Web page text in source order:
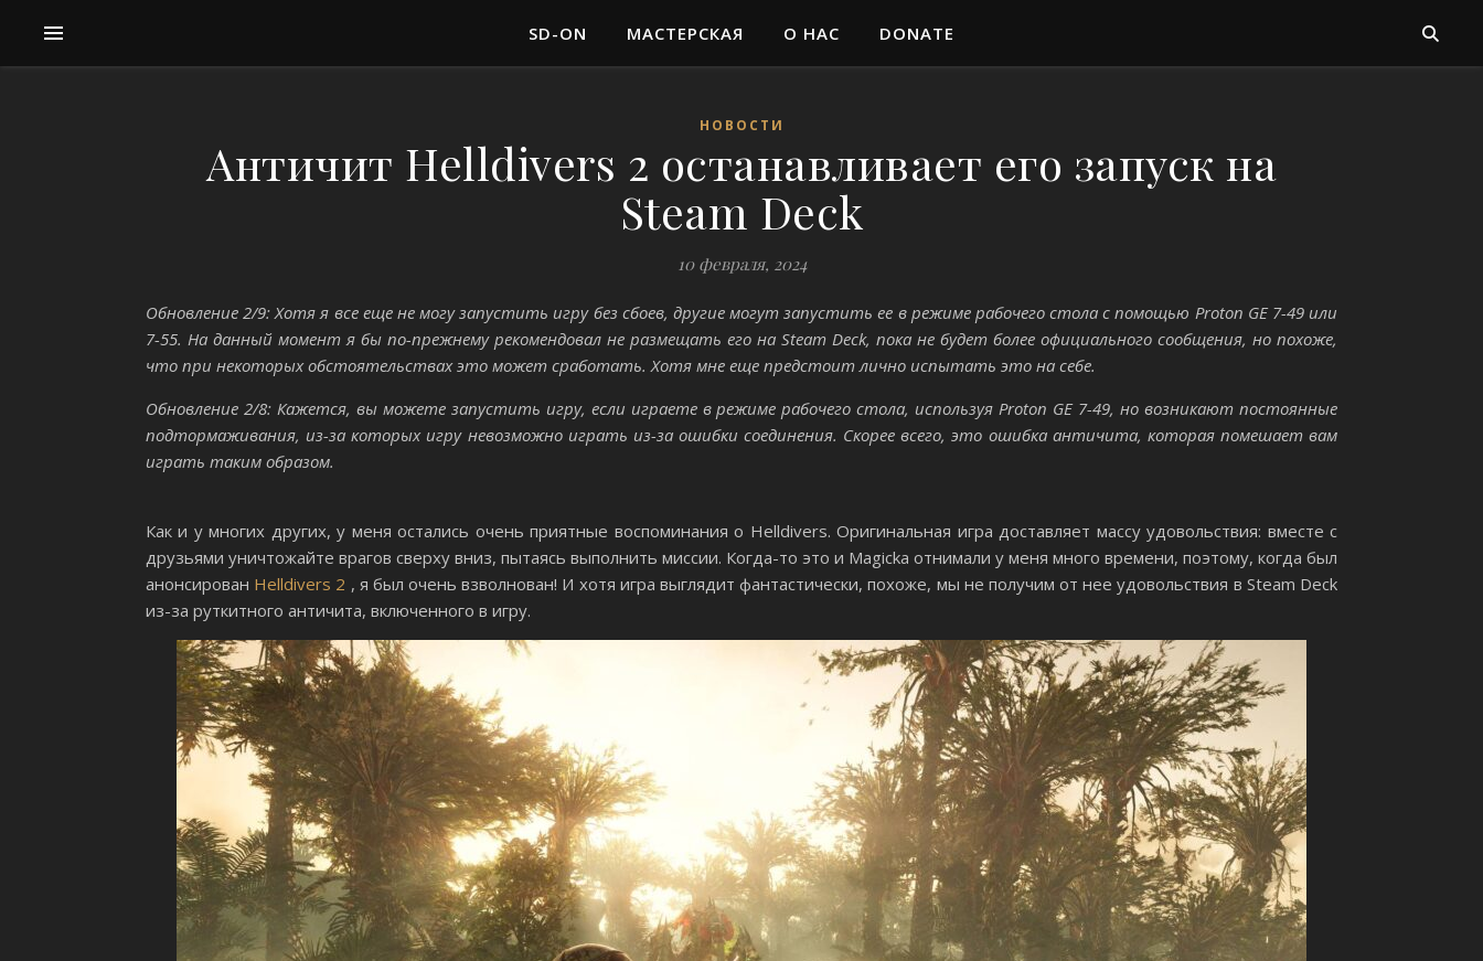
SD-ON МАСТЕРСКАЯ О НАС DONATE
НОВОСТИ
Античит Helldivers 2 останавливает его запуск на
Steam Deck
10 февраля, 2024
Обновление 2/9: Хотя я все еще не могу запустить игру без сбоев, другие могут запустить ее в режиме рабочего стола с помощью Proton GE 7-49 или
7-55. На данный момент я бы по-прежнему рекомендовал не размещать его на Steam Deck, пока не будет более официального сообщения, но похоже,
что при некоторых обстоятельствах это может сработать. Хотя мне еще предстоит лично испытать это на себе.
Обновление 2/8: Кажется, вы можете запустить игру, если играете в режиме рабочего стола, используя Proton GE 7-49, но возникают постоянные
подтормаживания, из-за которых игру невозможно играть из-за ошибки соединения. Скорее всего, это ошибка античита, которая помешает вам
играть таким образом.
Как и у многих других, у меня остались очень приятные воспоминания о Helldivers. Оригинальная игра доставляет массу удовольствия: вместе с
друзьями уничтожайте врагов сверху вниз, пытаясь выполнить миссии. Когда-то это и Magicka отнимали у меня много времени, поэтому, когда был
анонсирован Helldivers 2 , я был очень взволнован! И хотя игра выглядит фантастически, похоже, мы не получим от нее удовольствия в Steam Deck
из-за руткитного античита, включенного в игру.